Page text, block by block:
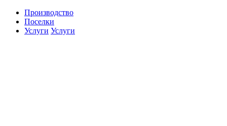
Производство
Поселки
Услуги Услуги